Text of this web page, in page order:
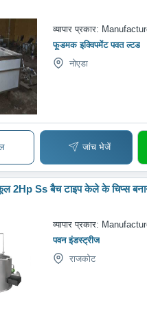
व्यापार प्रकार:
फूडमक इक्विपमेंट पवत ल्टड
नोएडा
जांच भेजें
2Hp Ss बैच टाइप केले के चिप्स
व्यापार प्रकार:
पवन इंडस्ट्रीज
राजकोट